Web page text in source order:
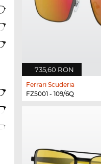
735,60 RON
Ferrari Scuderia
FZ5001 - 109/6Q